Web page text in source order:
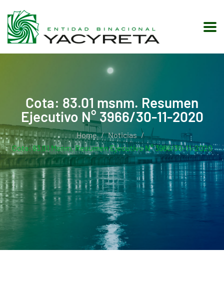
Cota: 83.01 msnm. Resumen
Ejecutivo N° 3966/30-11-2020
Home
Noticias
Cota: 83.01 Msnm. Resumen Ejecutivo N° 3966/30-11-2020